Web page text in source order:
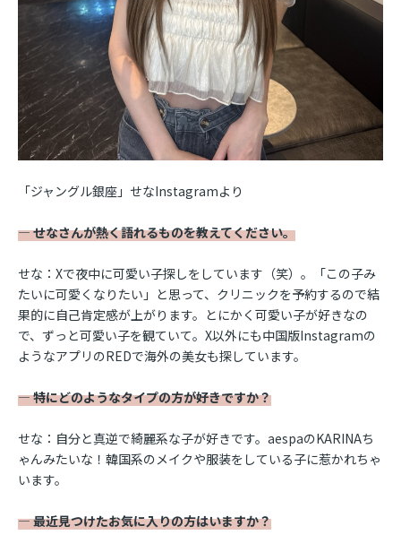
「ジャングル銀座」せなInstagramより
― せなさんが熱く語れるものを教えてください。
せな：Xで夜中に可愛い子探しをしています（笑）。「この子み
たいに可愛くなりたい」と思って、クリニックを予約するので結
果的に自己肯定感が上がります。とにかく可愛い子が好きなの
で、ずっと可愛い子を観ていて。X以外にも中国版Instagramの
ようなアプリのREDで海外の美女も探しています。
― 特にどのようなタイプの方が好きですか？
せな：自分と真逆で綺麗系な子が好きです。aespaのKARINAち
ゃんみたいな！韓国系のメイクや服装をしている子に惹かれちゃ
います。
― 最近見つけたお気に入りの方はいますか？